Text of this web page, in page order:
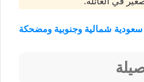
سعودية شمالية وجنوبية ومضحكة